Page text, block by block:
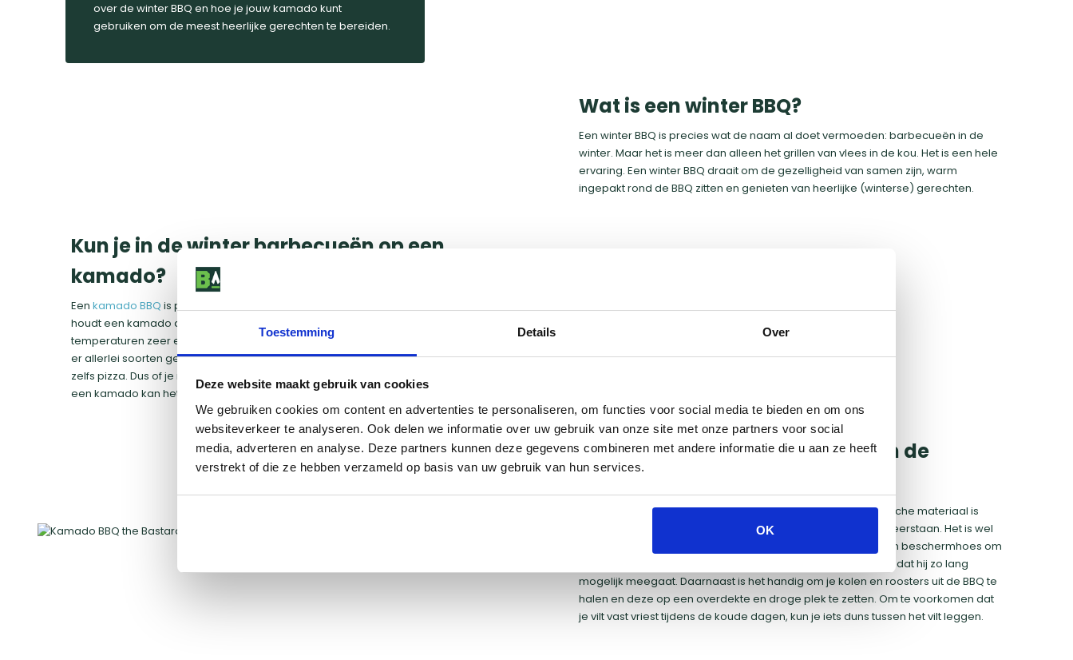
Toestemming Details Over
Deze website maakt gebruik van cookies
We gebruiken cookies om content en advertenties te personaliseren, om functies voor social media te bieden en om ons
websiteverkeer te analyseren. Ook delen we informatie over uw gebruik van onze site met onze partners voor social
media, adverteren en analyse. Deze partners kunnen deze gegevens combineren met andere informatie die u aan ze heeft
verstrekt of die ze hebben verzameld op basis van uw gebruik van hun services.
OK
over de winter BBQ en hoe je jouw kamado kunt
gebruiken om de meest heerlijke gerechten te bereiden.
Wat is een winter BBQ?
Een winter BBQ is precies wat de naam al doet vermoeden: barbecueën in de
winter. Maar het is meer dan alleen het grillen van vlees in de kou. Het is een hele
ervaring. Een winter BBQ draait om de gezelligheid van samen zijn, warm
ingepakt rond de BBQ zitten en genieten van heerlijke (winterse) gerechten.
Kun je in de winter barbecueën op een
kamado?
Een kamado BBQ is perfect voor een winter BBQ. Dankzij het keramische ontwerp
houdt een kamado de warmte zeer goed vast, waardoor hij zelfs bij lage
temperaturen zeer efficiënt is. Bovendien is de kamado heel veelzijdig en kun je
er allerlei soorten gerechten op bereiden, van gegrild vlees tot gerookte vis en
zelfs pizza. Dus of je nu zin hebt in een traditionele BBQ of iets uitdagends, met
een kamado kan het allemaal.
Kan een kamado buiten staan in de
Een kamado kan zeker buiten staan in de winter. Het keramische materiaal is
zeer duurzaam en kan zowel hoge als lage temperaturen weerstaan. Het is wel
aan te raden om je kamado te beschermen. Gebruik dus een beschermhoes om
hem te beschermen tegen het weer en om ervoor te zorgen dat hij zo lang
mogelijk meegaat. Daarnaast is het handig om je kolen en roosters uit de BBQ te
halen en deze op een overdekte en droge plek te zetten. Om te voorkomen dat
je vilt vast vriest tijdens de koude dagen, kun je iets duns tussen het vilt leggen.